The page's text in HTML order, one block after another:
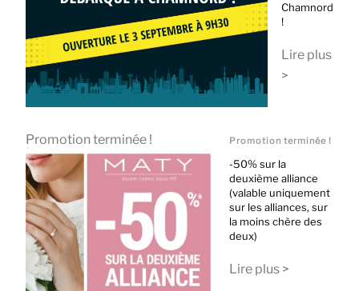
Chamnord
!
Lire plus
>
Promotion terminée ! Promotion terminée !
-50% sur la
deuxième alliance
(valable uniquement
sur les alliances, sur
la moins chère des
deux)
Lire plus >